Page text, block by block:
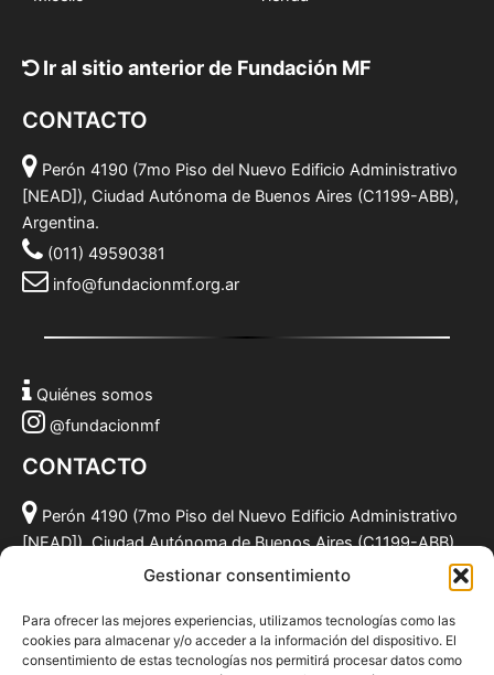
Gestionar consentimiento
Para ofrecer las mejores experiencias, utilizamos tecnologías como las
cookies para almacenar y/o acceder a la información del dispositivo. El
consentimiento de estas tecnologías nos permitirá procesar datos como
Ir al sitio anterior de Fundación MF
CONTACTO
Perón 4190 (7mo Piso del Nuevo Edificio Administrativo
[NEAD]), Ciudad Autónoma de Buenos Aires (C1199-ABB),
Argentina.
(011) 49590381
info@fundacionmf.org.ar
Quiénes somos
@fundacionmf
CONTACTO
Perón 4190 (7mo Piso del Nuevo Edificio Administrativo
[NEAD]), Ciudad Autónoma de Buenos Aires (C1199-ABB),
info@fundacionmf.org.ar